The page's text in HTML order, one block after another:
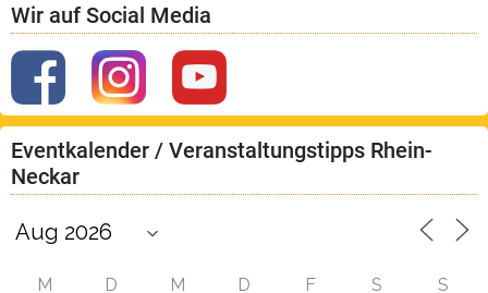
Wir auf Social Media
Eventkalender / Veranstaltungstipps Rhein-
Neckar
M D M D F S S